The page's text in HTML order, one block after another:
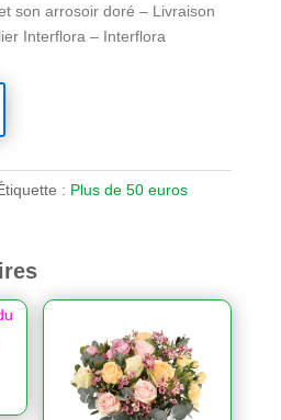
son arrosoir doré – Livraison
Interflora – Interflora
: Plus de 50 euros